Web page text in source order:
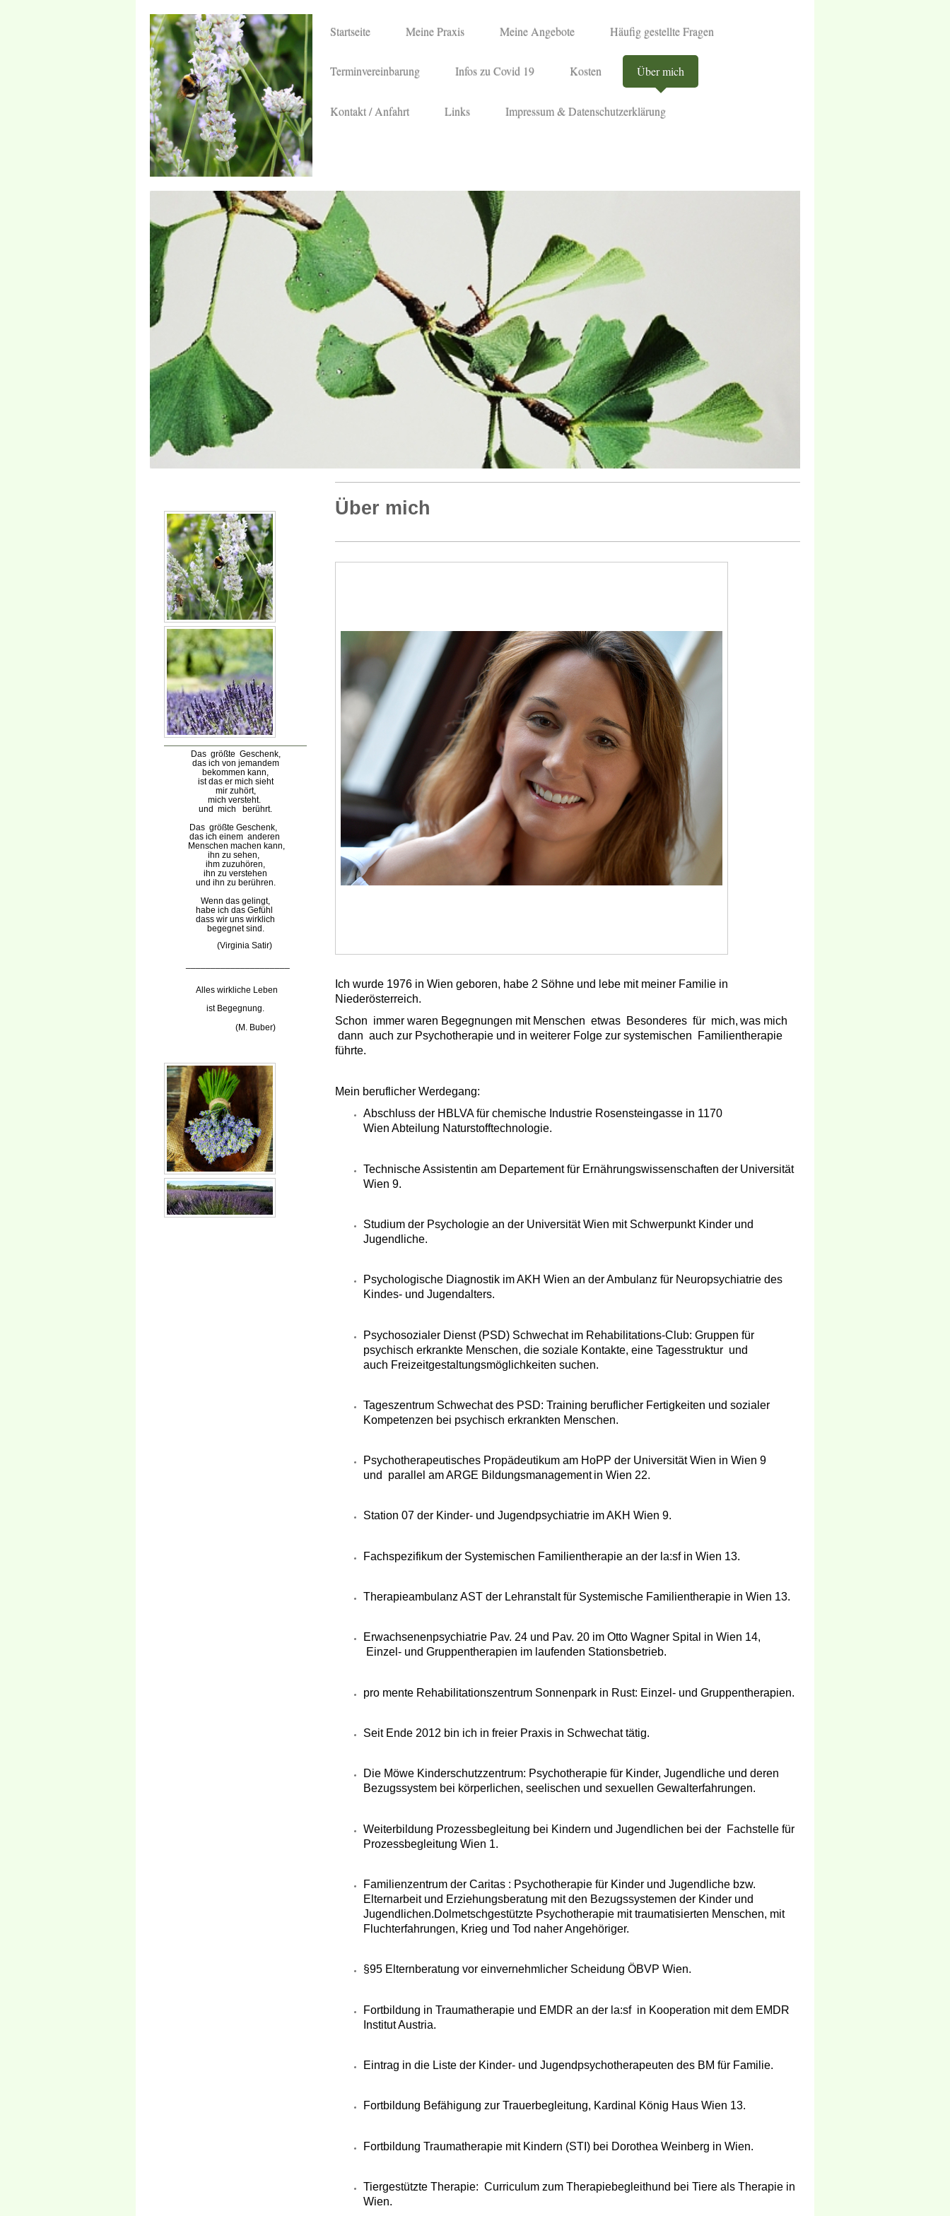
Startseite Meine Praxis Meine Angebote Häufig gestellte Fragen
Terminvereinbarung Infos zu Covid 19 Kosten Über mich
Kontakt / Anfahrt Links Impressum & Datenschutzerklärung
Über mich
Ich wurde 1976 in Wien geboren, habe 2 Söhne und lebe mit meiner Familie in
Niederösterreich.
Schon immer waren Begegnungen mit Menschen etwas Besonderes für mich, was mich
dann auch zur Psychotherapie und in weiterer Folge zur systemischen Familientherapie
führte.
Mein beruflicher Werdegang:
Abschluss der HBLVA für chemische Industrie Rosensteingasse in 1170
Wien Abteilung Naturstofftechnologie.
Technische Assistentin am Departement für Ernährungswissenschaften der Universität
Wien 9.
Studium der Psychologie an der Universität Wien mit Schwerpunkt Kinder und
Jugendliche.
Psychologische Diagnostik im AKH Wien an der Ambulanz für Neuropsychiatrie des
Kindes- und Jugendalters.
Psychosozialer Dienst (PSD) Schwechat im Rehabilitations-Club: Gruppen für
psychisch erkrankte Menschen, die soziale Kontakte, eine Tagesstruktur und
auch Freizeitgestaltungsmöglichkeiten suchen.
Tageszentrum Schwechat des PSD: Training beruflicher Fertigkeiten und sozialer
Kompetenzen bei psychisch erkrankten Menschen.
Psychotherapeutisches Propädeutikum am HoPP der Universität Wien in Wien 9
und parallel am ARGE Bildungsmanagement in Wien 22.
Station 07 der Kinder- und Jugendpsychiatrie im AKH Wien 9.
Fachspezifikum der Systemischen Familientherapie an der la:sf in Wien 13.
Therapieambulanz AST der Lehranstalt für Systemische Familientherapie in Wien 13.
Erwachsenenpsychiatrie Pav. 24 und Pav. 20 im Otto Wagner Spital in Wien 14,
Einzel- und Gruppentherapien im laufenden Stationsbetrieb.
pro mente Rehabilitationszentrum Sonnenpark in Rust: Einzel- und Gruppentherapien.
Seit Ende 2012 bin ich in freier Praxis in Schwechat tätig.
Die Möwe Kinderschutzzentrum: Psychotherapie für Kinder, Jugendliche und deren
Bezugssystem bei körperlichen, seelischen und sexuellen Gewalterfahrungen.
Weiterbildung Prozessbegleitung bei Kindern und Jugendlichen bei der Fachstelle für
Prozessbegleitung Wien 1.
Familienzentrum der Caritas : Psychotherapie für Kinder und Jugendliche bzw.
Elternarbeit und Erziehungsberatung mit den Bezugssystemen der Kinder und
Jugendlichen.Dolmetschgestützte Psychotherapie mit traumatisierten Menschen, mit
Fluchterfahrungen, Krieg und Tod naher Angehöriger.
§95 Elternberatung vor einvernehmlicher Scheidung ÖBVP Wien.
Fortbildung in Traumatherapie und EMDR an der la:sf in Kooperation mit dem EMDR
Institut Austria.
Eintrag in die Liste der Kinder- und Jugendpsychotherapeuten des BM für Familie.
Fortbildung Befähigung zur Trauerbegleitung, Kardinal König Haus Wien 13.
Fortbildung Traumatherapie mit Kindern (STI) bei Dorothea Weinberg in Wien.
Tiergestützte Therapie: Curriculum zum Therapiebegleithund bei Tiere als Therapie in
Wien.
Das größte Geschenk,
das ich von jemandem
bekommen kann,
ist das er mich sieht
mir zuhört,
mich versteht.
und mich berührt.
Das größte Geschenk,
das ich einem anderen
Menschen machen kann,
ihn zu sehen,
ihm zuzuhören,
ihn zu verstehen
und ihn zu berühren.
Wenn das gelingt,
habe ich das Gefühl
dass wir uns wirklich
begegnet sind.
(Virginia Satir)
Alles wirkliche Leben
ist Begegnung.
(M. Buber)